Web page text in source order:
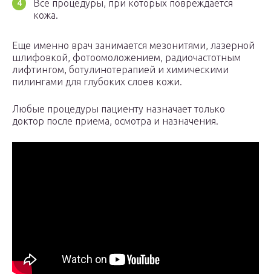
Все процедуры, при которых повреждается
кожа.
Еще именно врач занимается мезонитями, лазерной
шлифовкой, фотоомоложением, радиочастотным
лифтингом, ботулинотерапией и химическими
пилингами для глубоких слоев кожи.
Любые процедуры пациенту назначает только
доктор после приема, осмотра и назначения.